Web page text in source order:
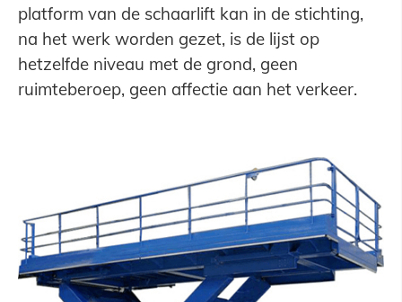
platform van de schaarlift kan in de stichting,
na het werk worden gezet, is de lijst op
hetzelfde niveau met de grond, geen
ruimteberoep, geen affectie aan het verkeer.